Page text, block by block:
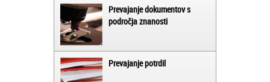
Prevajanje dokumentov s
področja znanosti
Prevajanje potrdil